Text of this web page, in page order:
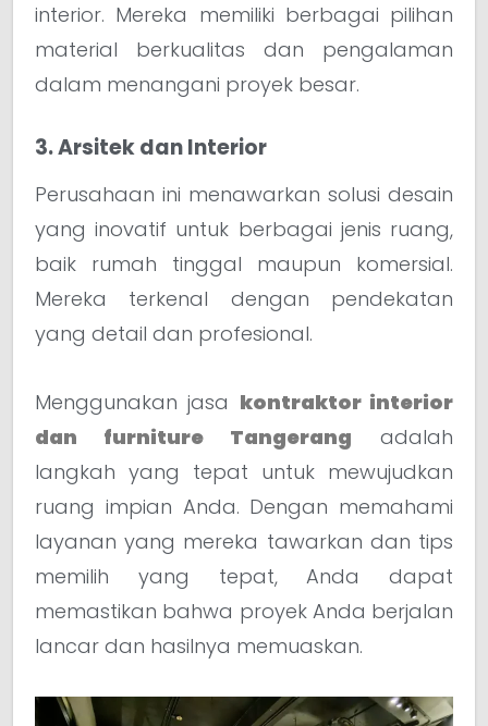
interior. Mereka memiliki berbagai pilihan
material berkualitas dan pengalaman
dalam menangani proyek besar.
3. Arsitek dan Interior
Perusahaan ini menawarkan solusi desain
yang inovatif untuk berbagai jenis ruang,
baik rumah tinggal maupun komersial.
Mereka terkenal dengan pendekatan
yang detail dan profesional.
Menggunakan jasa kontraktor interior
dan furniture Tangerang adalah
langkah yang tepat untuk mewujudkan
ruang impian Anda. Dengan memahami
layanan yang mereka tawarkan dan tips
memilih yang tepat, Anda dapat
memastikan bahwa proyek Anda berjalan
lancar dan hasilnya memuaskan.